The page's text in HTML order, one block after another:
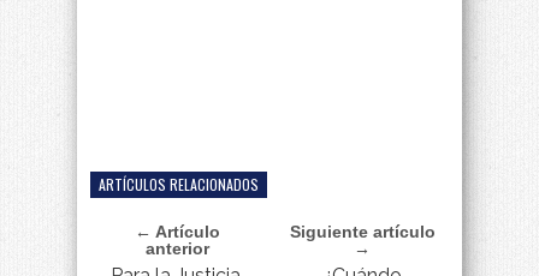
ARTÍCULOS RELACIONADOS
← Artículo
anterior
Siguiente artículo
→